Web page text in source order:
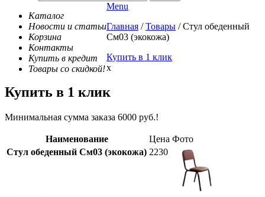
Каталог
Новости и статьи
Корзина
Контакты
Купить в кредит
Товары со скидкой!
Menu
Главная / Товары / Стул обеденный
См03 (экокожа)
Купить в 1 клик
x
Купить в 1 клик
Минимальная сумма заказа 6000 руб.!
Наименование Цена Фото
Стул обеденный См03 (экокожа) 2230